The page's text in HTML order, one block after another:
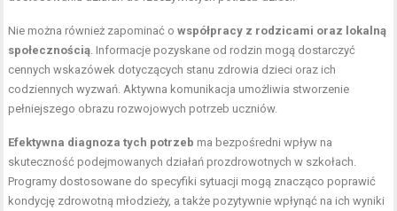
Nie można również zapominać owspółpracy z rodzicami oraz lokalną
społecznością. Informacje pozyskane od rodzin mogą dostarczyć
cennych wskazówek dotyczących stanu zdrowia dzieci oraz ich
codziennych wyzwań. Aktywna komunikacja umożliwia stworzenie
pełniejszego obrazu rozwojowych potrzeb uczniów.
Efektywna diagnoza tych potrzeb ma bezpośredni wpływ na
skuteczność podejmowanych działań prozdrowotnych w szkołach.
Programy dostosowane do specyfiki sytuacji mogą znacząco poprawić
kondycję zdrowotną młodzieży, a także pozytywnie wpłynąć na ich wyniki